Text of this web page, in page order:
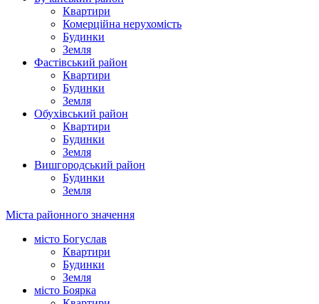
Квартири
Комерційна нерухомість
Будинки
Земля
Фастівський район
Квартири
Будинки
Земля
Обухівський район
Квартири
Будинки
Земля
Вишгородський район
Будинки
Земля
Міста районного значення
місто Богуслав
Квартири
Будинки
Земля
місто Боярка